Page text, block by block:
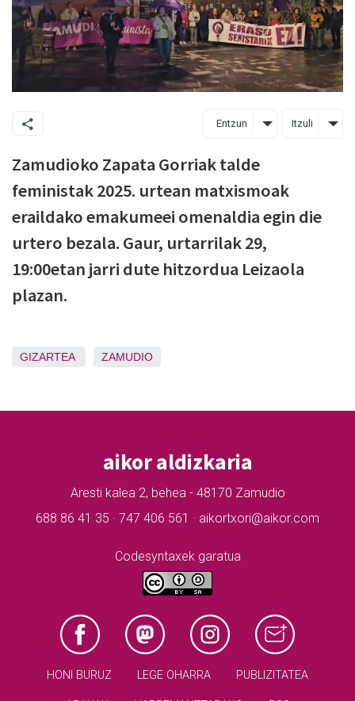
Entzun Itzuli
Zamudioko Zapata Gorriak talde
feministak 2025. urtean matxismoak
eraildako emakumeei omenaldia egin die
urtero bezala. Gaur, urtarrilak 29,
19:00etan jarri dute hitzordua Leizaola
plazan.
GIZARTEA ZAMUDIO
aikor aldizkaria
Aresti kalea 2, behea - 48170 Zamudio
688 86 41 35 · 747 406 561 · aikortxori@aikor.com
Codesyntaxek garatua
HONI BURUZ LEGE OHARRA PUBLIZITATEA